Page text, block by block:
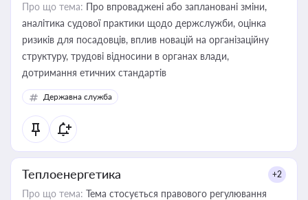
Про що тема: Про впроваджені або заплановані зміни,
аналітика судової практики щодо держслужби, оцінка
ризиків для посадовців, вплив новацій на організаційну
структуру, трудові відносини в органах влади,
дотримання етичних стандартів
Державна служба
Теплоенергетика +2
Про що тема: Тема стосується правового регулювання